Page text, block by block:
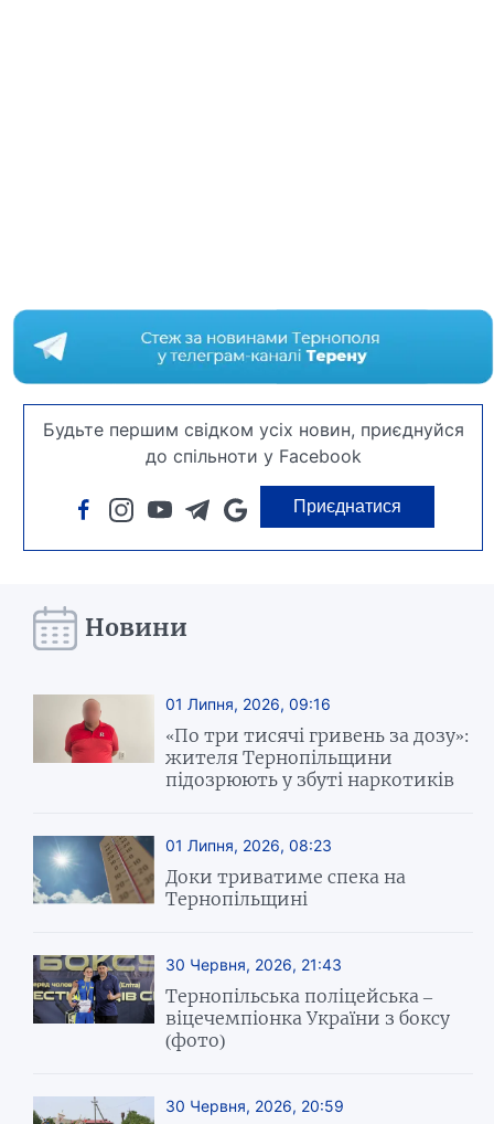
Будьте першим свідком усіх новин, приєднуйся
до спільноти у Facebook
Приєднатися
Новини
01 Липня, 2026, 09:16
«По три тисячі гривень за дозу»:
жителя Тернопільщини
підозрюють у збуті наркотиків
01 Липня, 2026, 08:23
Доки триватиме спека на
Тернопільщині
30 Червня, 2026, 21:43
Тернопільська поліцейська –
віцечемпіонка України з боксу
(фото)
30 Червня, 2026, 20:59